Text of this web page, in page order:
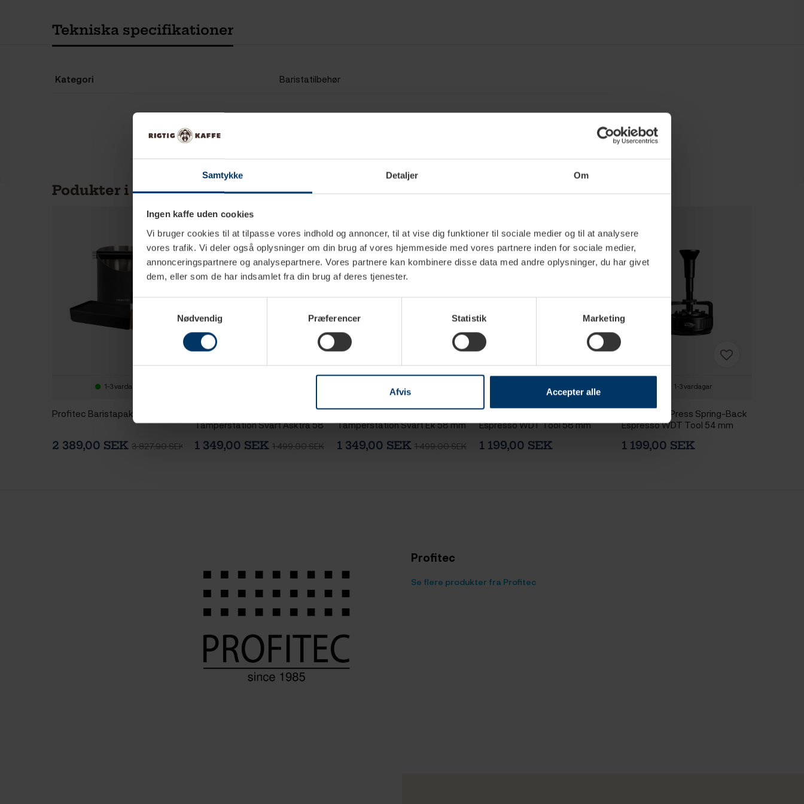
Samtykke Detaljer Om
Ingen kaffe uden cookies
Vi bruger cookies til at tilpasse vores indhold og annoncer, til at vise dig funktioner til sociale medier og til at analysere
vores trafik. Vi deler også oplysninger om din brug af vores hjemmeside med vores partnere inden for sociale medier,
annonceringspartnere og analysepartnere. Vores partnere kan kombinere disse data med andre oplysninger, du har givet
dem, eller som de har indsamlet fra din brug af deres tjenester.
Samtykkevalg
Nødvendig
Præferencer Statistik Marketing
Afvis Accepter alle
Tekniska specifikationer
Kategori Baristatilbehør
Podukter i samma kategori
1-3 vardagar
Profitec Baristapaket 58 mm
2 389,00 SEK 3 827,90 SEK
Tamperstation Svart Askträ 58
1 349,00 SEK 1 499,00 SEK
Normcore Kompakt
Tamperstation Svart Ek 58 mm
1 349,00 SEK 1 499,00 SEK
IKAPE One-Press Spring-Back
Espresso WDT Tool 58 mm
1 199,00 SEK
1-3 vardagar
IKAPE One-Press Spring-Back
Espresso WDT Tool 54 mm
1 199,00 SEK
Profitec
Se flere produkter fra Profitec